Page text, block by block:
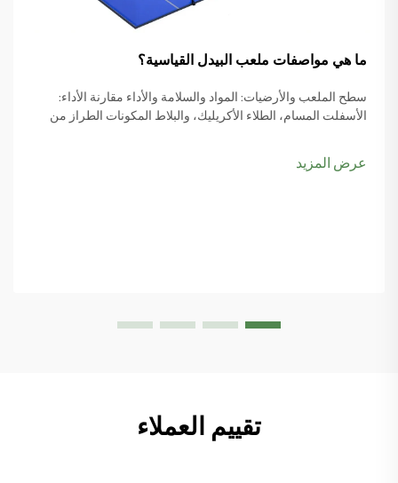
ما هي مواصفات ملعب البيدل القياسية؟
سطح الملعب والأرضيات: المواد والسلامة والأداء مقارنة الأداء:
الأسفلت المسام، الطلاء الأكريليك، والبلاط المكونات الطراز من
عرض المزيد
تقييم العملاء